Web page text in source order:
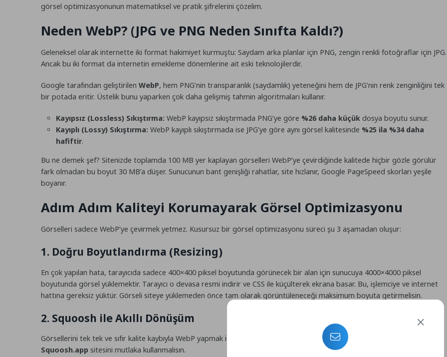
görsel optimizasyonunun matematiksel ve pratik şifrelerini çözelim.
Neden WebP? (JPG ve PNG Neden Sınıfta Kaldı?)
Geleneksel olarak internette iki format hakimiyet kurmuştu: Saydam arka planlar için PNG, zengin renkli fotoğraflar için JPG.
Ancak bu iki format da internetin emekleme dönemlerine ait eski teknolojilerdir.
Google tarafından geliştirilen WebP, hem PNG’nin transparanlık (saydamlık) yeteneğini hem de JPG’nin renk zenginliğini tek
bir potada eritir. Üstelik bunu yaparken çok daha gelişmiş tahmin algoritmaları kullanır.
Kayıpsız (Lossless) Sıkıştırma: WebP kayıpsız sıkıştırmada PNG’ye göre %26 daha küçük dosya boyutu sunur.
Kayıplı (Lossy) Sıkıştırma: WebP kayıplı sıkıştırmada ise JPG’ye göre aynı görsel kalitesinde %25 ila %34 daha
hafiftir.
Bu ne demek şef? Sitenizde toplamda 100 MB yer kaplayan görselleri WebP’ye çevirdiğinde kalitede hiçbir gözle görülür
fark olmadan bu boyut 30 MB’a düşer. Sunucunun bant genişliği rahatlar, site hızlanır, Google PageSpeed skorları yeşile
boyanır.
Adım Adım Kaliteyi Korumayarak Görsel Optimizasyonu
Görselleri sadece WebP’ye çevirmek yetmez. Kusursuz bir görsel optimizasyonu süreci şu 3 aşamadan oluşur:
1. Doğru Boyutlandırma (Resizing)
En çok yapılan hata, tarayıcıda sadece 400×400 piksel boyutunda görünecek bir alan için sunucuya 4000×4000 piksel
boyutunda görsel yüklemektir. Tarayıcı o devasa resmi indirir ve CSS ile küçülterek ekrana basar. Bu, işlemciye ve internet
hattına gereksiz yüktür. Görseli siteye yüklemeden önce tam olarak görüntüleneceği maksimum boyuta getirmelisin.
2. Squoosh ile Akıllı Dönüşüm
Görsellerini tek tek ve sıfır kalite kaybıyla WebP yapmak istiyorsan, Google’ın açık kaynaklı harika bir projesi olan
Squoosh.app sitesini mutlaka kullanmalısın.